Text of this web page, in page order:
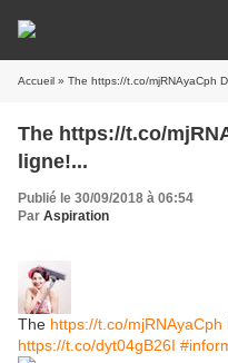
Accueil » The https://t.co/mjRNAyaCph
The https://t.co/
ligne!...
Publié le 30/09/2018 à 06:54
Par Aspiration
The https://t.co/mjRNAyaCph
https://t.co/dyt04gB26I